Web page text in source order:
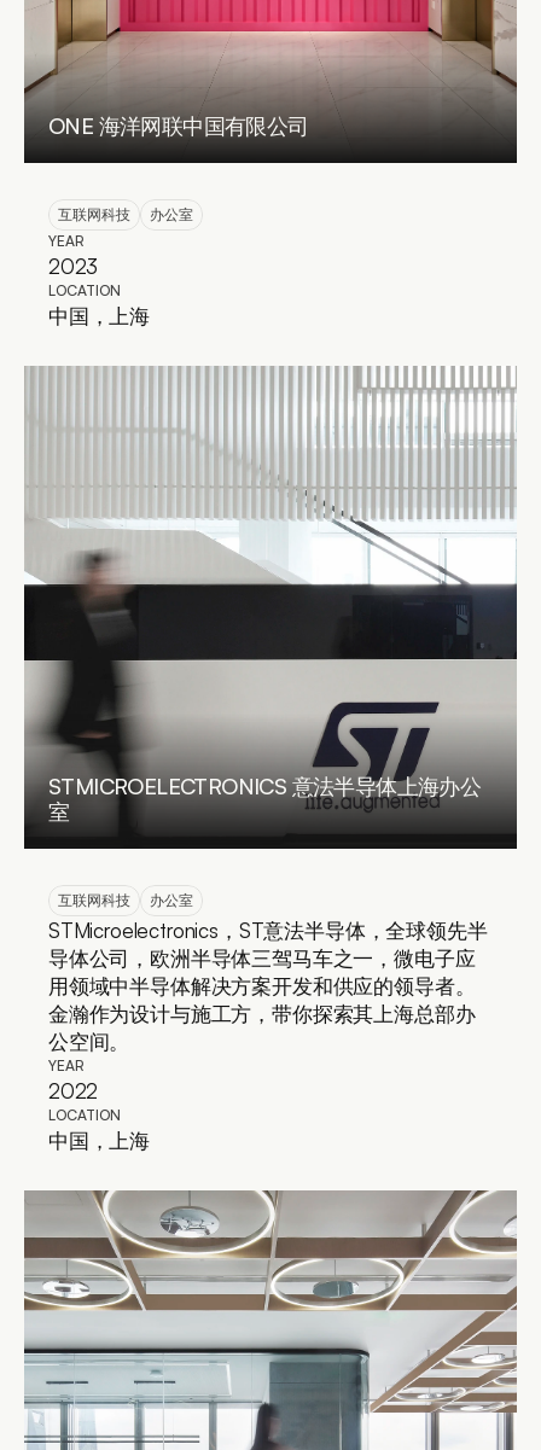
ONE 海洋网联中国有限公司
互联网科技
办公室
YEAR
2023
LOCATION
中国，上海
STMICROELECTRONICS 意法半导体上海办公
室
互联网科技 办公室
STMicroelectronics，ST意法半导体，全球领先半
导体公司，欧洲半导体三驾马车之一，微电子应
用领域中半导体解决方案开发和供应的领导者。
金瀚作为设计与施工方，带你探索其上海总部办
公空间。
YEAR
2022
LOCATION
中国，上海